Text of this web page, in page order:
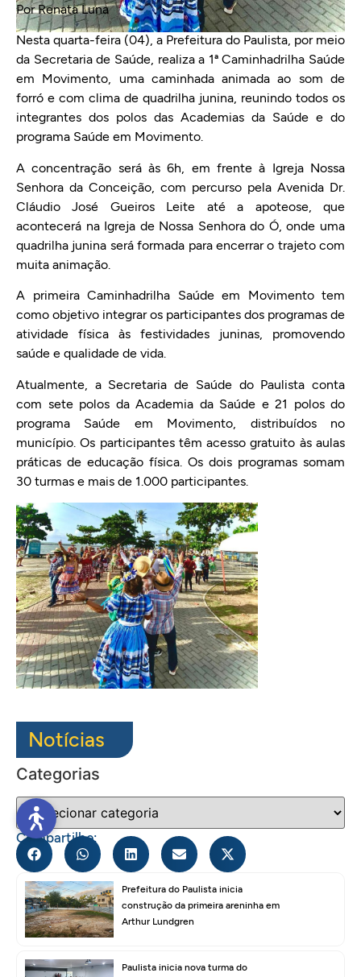
Por Renata Luna
Nesta quarta-feira (04), a Prefeitura do Paulista, por meio
da Secretaria de Saúde, realiza a 1ª Caminhadrilha Saúde
em Movimento, uma caminhada animada ao som de
forró e com clima de quadrilha junina, reunindo todos os
integrantes dos polos das Academias da Saúde e do
programa Saúde em Movimento.
A concentração será às 6h, em frente à Igreja Nossa
Senhora da Conceição, com percurso pela Avenida Dr.
Cláudio José Gueiros Leite até a apoteose, que
acontecerá na Igreja de Nossa Senhora do Ó, onde uma
quadrilha junina será formada para encerrar o trajeto com
muita animação.
A primeira Caminhadrilha Saúde em Movimento tem
como objetivo integrar os participantes dos programas de
atividade física às festividades juninas, promovendo
saúde e qualidade de vida.
Atualmente, a Secretaria de Saúde do Paulista conta
com sete polos da Academia da Saúde e 21 polos do
programa Saúde em Movimento, distribuídos no
município. Os participantes têm acesso gratuito às aulas
práticas de educação física. Os dois programas somam
30 turmas e mais de 1.000 participantes.
Notícias
Categorias
Compartilhe:
Prefeitura do Paulista inicia
construção da primeira areninha em
Arthur Lundgren
Paulista inicia nova turma do